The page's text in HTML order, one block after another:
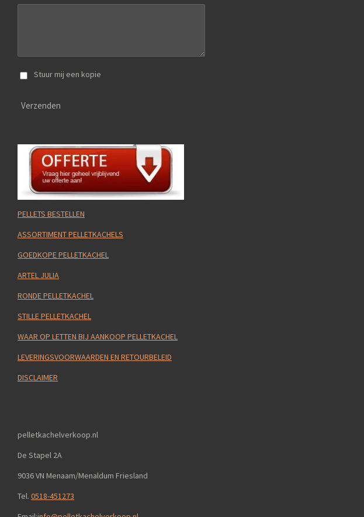
Stuur mij een kopie
Verzenden
PELLETS BESTELLEN
ASSORTIMENT PELLETKACHELS
GOEDKOPE PELLETKACHEL
ARTEL JULIA
RONDE PELLETKACHEL
STILLE PELLETKACHEL
WAAR OP LETTEN BIJ AANKOOP PELLETKACHEL
LEVERINGSVOORWAARDEN EN RETOURBELEID
DISCLAIMER
pelletkachelverkoop.nl
De Stapel 2A
9036 VN Menaam/Menaldum Friesland
Tel. 0518-451273